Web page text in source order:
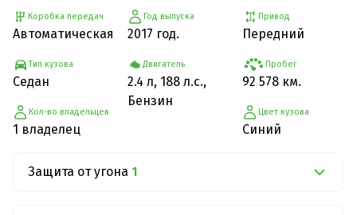
Коробка передач
Автоматическая
Тип кузова
Седан
Кол-во владельцев
1 владелец
Год выпуска
2017 год.
Двигатель
2.4 л, 188 л.с.,
Бензин
Привод
Передний
Пробег
92 578 км.
Цвет кузова
Синий
Защита от угона 1